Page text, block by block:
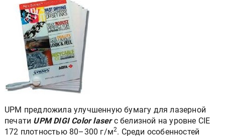
UPM предложила улучшенную бумагу для лазерной
печати UPM DIGI Color laserс белизной на уровне CIE
172 плотностью 80–300 г/м2. Среди особенностей